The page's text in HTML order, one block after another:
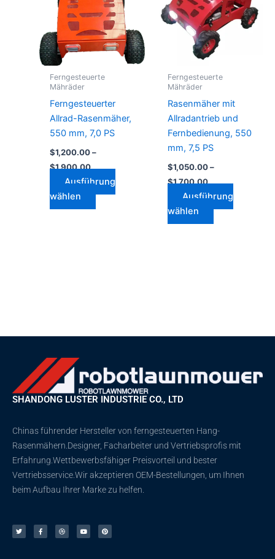
Ferngesteuerte
Mähräder
Ferngesteuerter
Allrad-Rasenmäher,
550 mm, 7,0 PS
$1,200.00 –
$1,900.00
Ausführung
wählen
mehrere
Varianten
auf.
Die
auf
Produktseite
Ferngesteuerte
Mähräder
Rasenmäher mit
Allradantrieb und
Fernbedienung, 550
mm, 7,5 PS
$1,050.00 –
$1,700.00
Ausführung
wählen
mehrere
Varianten
auf.
Die
der
Produktseite
gewählt
SHANDONG LUSTER INDUSTRIE CO., LTD
Chinas führender Hersteller von ferngesteuerten Hang-
Rasenmähern.Designer, Facharbeiter und Vertriebsprofis mit
Erfahrung.Wettbewerbsfähiger Preisvorteil und bester
Vertriebsservice.Wir akzeptieren OEM-Bestellungen, um Ihnen
beim Aufbau Ihrer Marke zu helfen.
ó
r
s
c
e
b
i
b
b
u
t
u
n
t
e